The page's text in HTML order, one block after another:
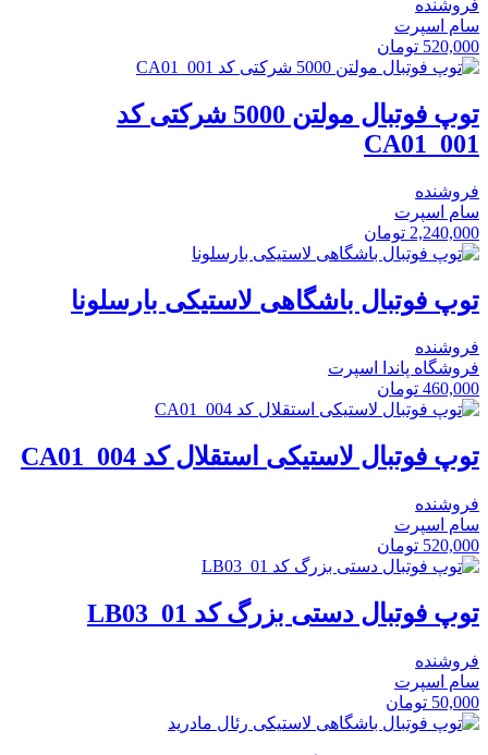
فروشنده
سام اسپرت
520,000 تومان
توپ فوتبال مولتن 5000 شرکتی کد
CA01_001
فروشنده
سام اسپرت
2,240,000 تومان
توپ فوتبال باشگاهی لاستیکی بارسلونا
فروشنده
فروشگاه پاندا اسپرت
460,000 تومان
توپ فوتبال لاستیکی استقلال کد CA01_004
فروشنده
سام اسپرت
520,000 تومان
توپ فوتبال دستی بزرگ کد LB03_01
فروشنده
سام اسپرت
50,000 تومان